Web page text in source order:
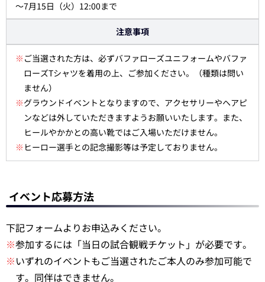
～7月15日（火）12:00まで
注意事項
※ ご当選された方は、必ずバファローズユニフォームやバファ
ローズTシャツを着用の上、ご参加ください。（種類は問い
ません）
※グラウンドイベントとなりますので、アクセサリーやヘアピ
ンなどは外していただきますようお願いいたします。また、
ヒールやかかとの高い靴ではご入場いただけません。
※ ヒーロー選手との記念撮影等は予定しておりません。
イベント応募方法
下記フォームよりお申込みください。
※参加するには「当日の試合観戦チケット」が必要です。
※いずれのイベントもご当選されたご本人のみ参加可能で
す。同伴はできません。